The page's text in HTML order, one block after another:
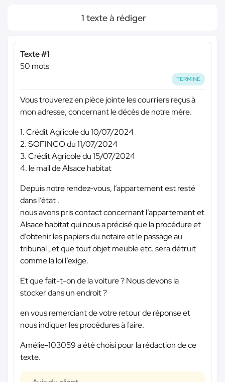
1 texte à rédiger
Texte #1
50 mots
TERMINÉ
Vous trouverez en pièce jointe les courriers reçus à
mon adresse, concernant le décès de notre mère.
1. Crédit Agricole du 10/07/2024
2. SOFINCO du 11/07/2024
3. Crédit Agricole du 15/07/2024
4. le mail de Alsace habitat
Depuis notre rendez-vous, l’appartement est resté
dans l’état .
nous avons pris contact concernant l’appartement et
Alsace habitat qui nous a précisé que la procédure et
d’obtenir les papiers du notaire et le passage au
tribunal , et que tout objet meuble etc. sera détruit
comme la loi l’exige.
Et que fait-t-on de la voiture ? Nous devons la
stocker dans un endroit ?
en vous remerciant de votre retour de réponse et
nous indiquer les procédures à faire.
Amélie-103059 a été choisi pour la rédaction de ce
texte.